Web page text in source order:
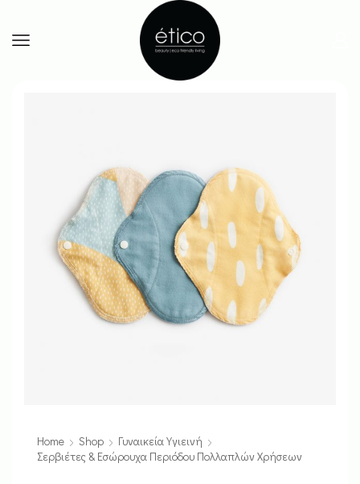
Home Shop
Γυναικεία Υγιεινή
Σερβιέτες & Εσώρουχα Περιόδου Πολλαπλών Χρήσεων